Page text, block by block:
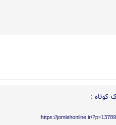
کوتاه :
https://jomlehonline.ir/